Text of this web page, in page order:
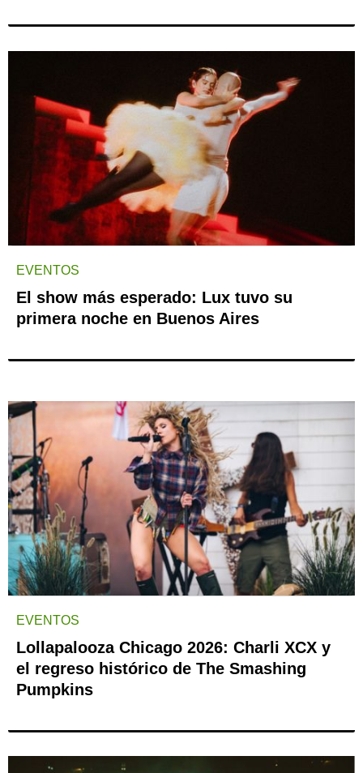
EVENTOS
El show más esperado: Lux tuvo su
primera noche en Buenos Aires
EVENTOS
Lollapalooza Chicago 2026: Charli XCX y
el regreso histórico de The Smashing
Pumpkins